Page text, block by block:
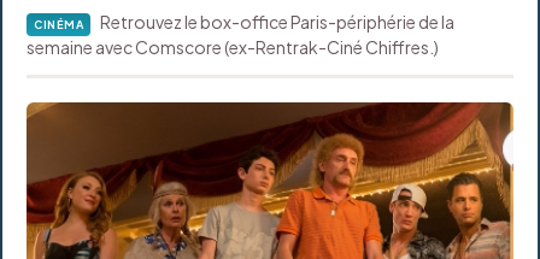
CINÉMA
Retrouvez le box-office Paris-périphérie de la
semaine avec Comscore (ex-Rentrak-Ciné Chiffres.)